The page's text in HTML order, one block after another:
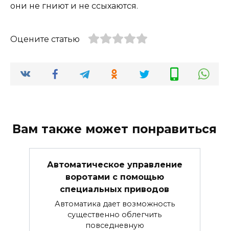
они не гниют и не ссыхаются.
Оцените статью
Вам также может понравиться
Автоматическое управление
воротами с помощью
специальных приводов
Автоматика дает возможность
существенно облегчить
повседневную